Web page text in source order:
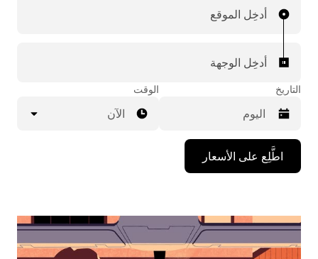
أدخِل الموقع
أدخِل الوجهة
التاريخ
اضغط
على
مفتاح
للأسفل
لاستخدام
التقويم
الوقت
الآن
اطَّلِع على الأسعار